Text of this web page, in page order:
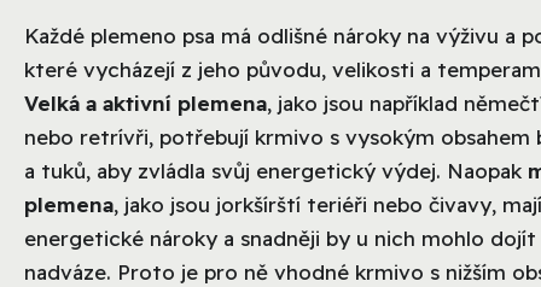
Každé plemeno psa má odlišné nároky na výživu a
které vycházejí z jeho původu, velikosti a
Velká a aktivní plemena, jako jsou například
nebo retrívři, potřebují krmivo s vysokým obsahem
a tuků, aby zvládla svůj energetický výdej. Naopak
plemena, jako jsou jorkšírští teriéři nebo čivavy,
energetické nároky a snadněji by u nich mohlo dojít
nadváze. Proto je pro ně vhodné krmivo s nižším